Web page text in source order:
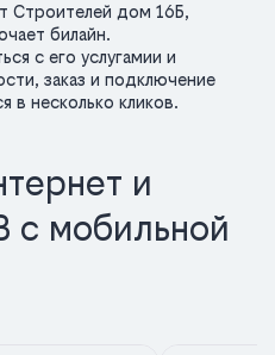
Строителей дом 16Б,
билайн.
с его услугамии и
заказ и подключение
в несколько кликов.
и
с мобильной